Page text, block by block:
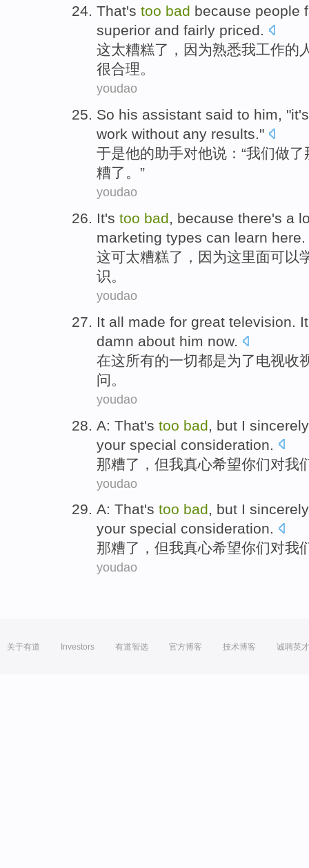
That's too bad because people
superior and fairly priced.
这太糟糕了 ， 因为熟悉我工作的
很合理。
youdao
So his assistant said to him, "it's
work without any results."
于是他的助手对他说：“我们做了
糟了。”
youdao
It's too bad, because there's a
marketing types can learn here.
这可太糟糕了 ， 因为这里面可以
识。
youdao
It all made for great television.
damn about him now.
在这所有的一切都是为了电视收
问。
youdao
A: That's too bad but I sincerely
your special consideration
那糟了， 但我真心希望你们对我
youdao
A: That's too bad, but I sincerely
your special consideration.
那糟了， 但我真心希望你们对我
youdao
关于有道 Investors 有道智选 官方博客 技术博客 诚聘英才